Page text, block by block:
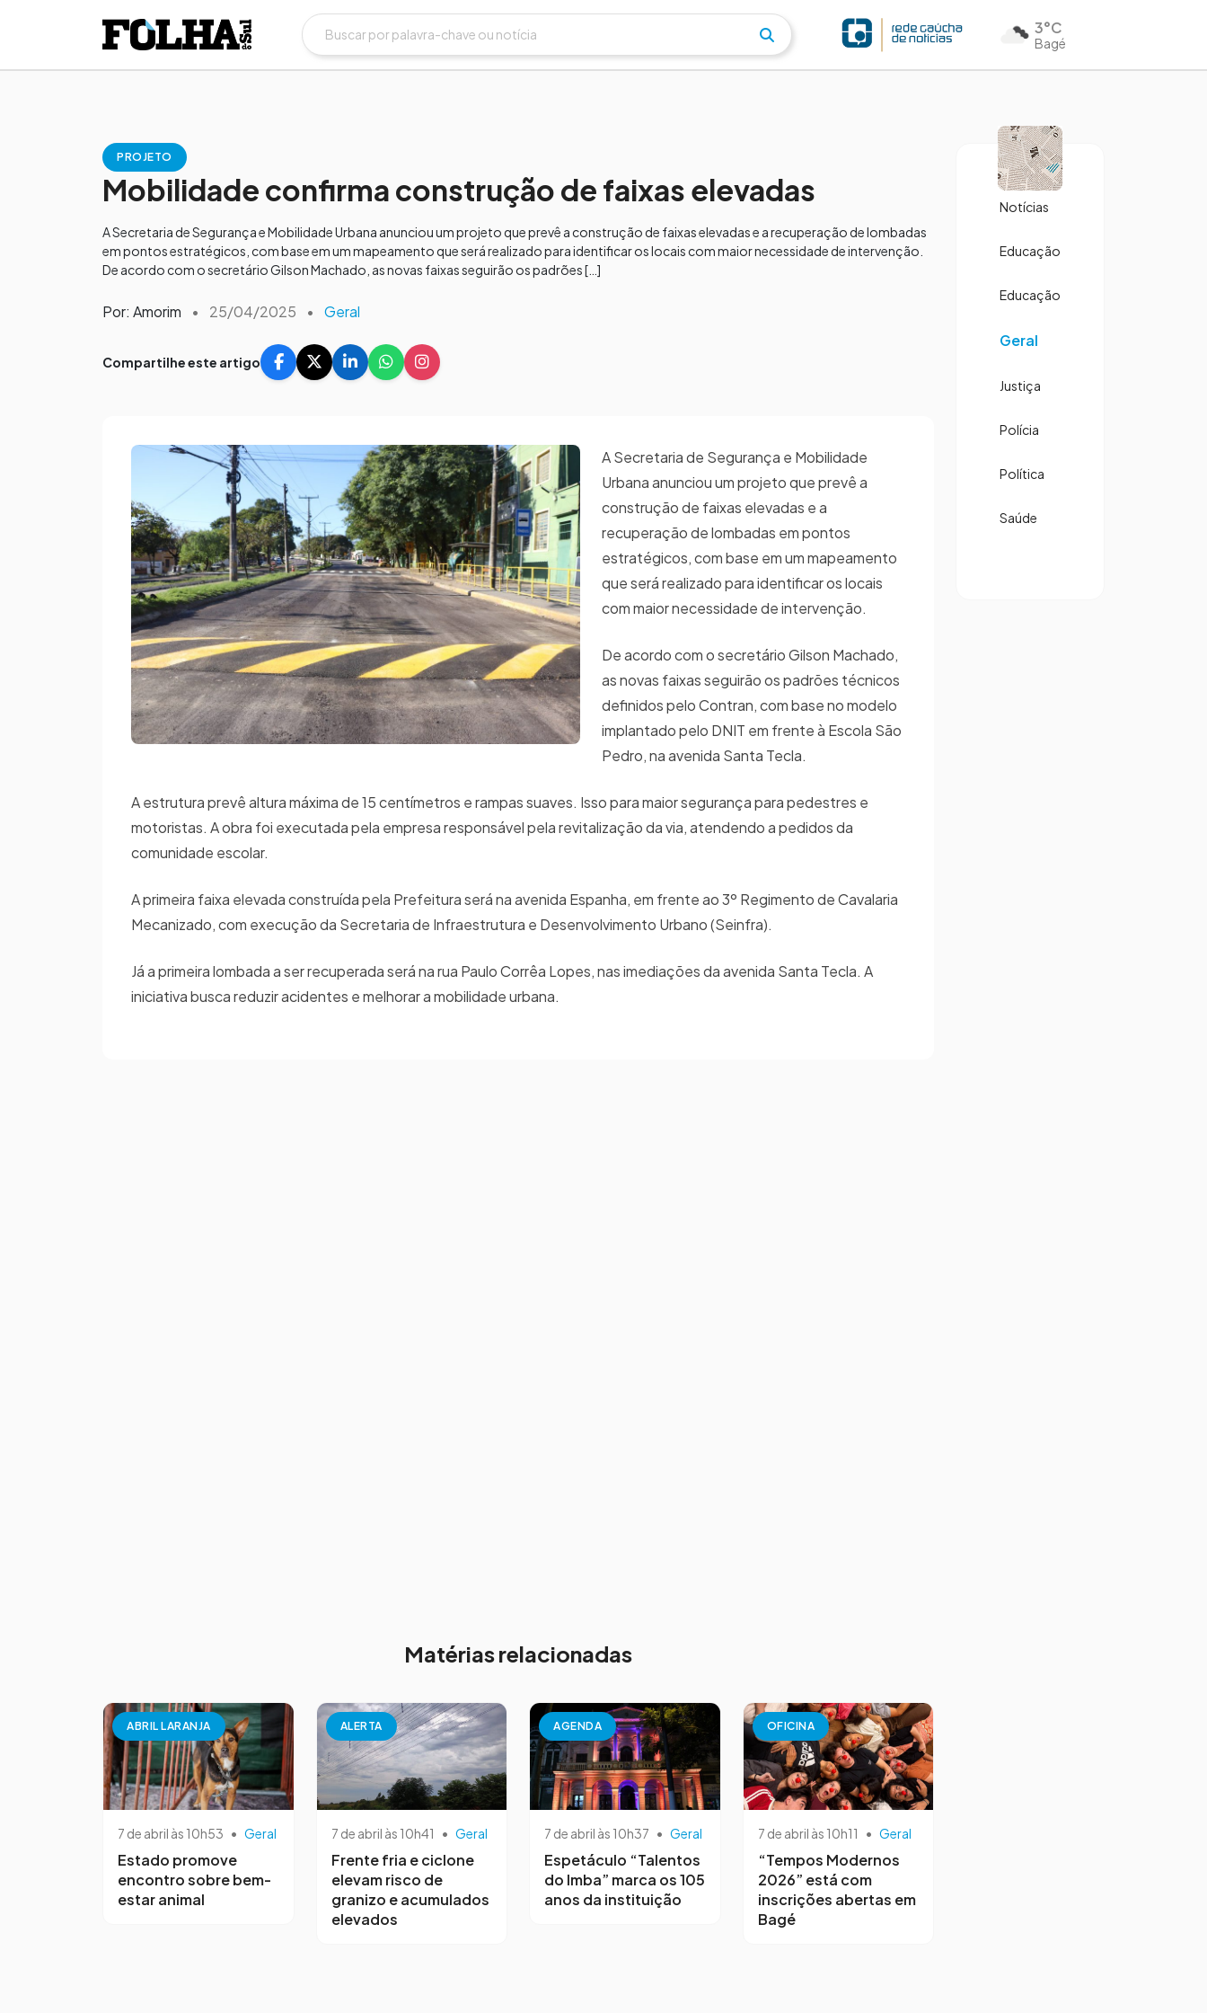
3°C
Bagé
PROJETO
Mobilidade confirma construção de faixas elevadas
A Secretaria de Segurança e Mobilidade Urbana anunciou um projeto que prevê a construção de faixas elevadas e a recuperação de lombadas
em pontos estratégicos, com base em um mapeamento que será realizado para identificar os locais com maior necessidade de intervenção.
De acordo com o secretário Gilson Machado, as novas faixas seguirão os padrões […]
Por: Amorim • 25/04/2025 • Geral
Compartilhe este artigo
A Secretaria de Segurança e Mobilidade
Urbana anunciou um projeto que prevê a
construção de faixas elevadas e a
recuperação de lombadas em pontos
estratégicos, com base em um mapeamento
que será realizado para identificar os locais
com maior necessidade de intervenção.
De acordo com o secretário Gilson Machado,
as novas faixas seguirão os padrões técnicos
definidos pelo Contran, com base no modelo
implantado pelo DNIT em frente à Escola São
Pedro, na avenida Santa Tecla.
A estrutura prevê altura máxima de 15 centímetros e rampas suaves. Isso para maior segurança para pedestres e
motoristas. A obra foi executada pela empresa responsável pela revitalização da via, atendendo a pedidos da
comunidade escolar.
A primeira faixa elevada construída pela Prefeitura será na avenida Espanha, em frente ao 3º Regimento de Cavalaria
Mecanizado, com execução da Secretaria de Infraestrutura e Desenvolvimento Urbano (Seinfra).
Já a primeira lombada a ser recuperada será na rua Paulo Corrêa Lopes, nas imediações da avenida Santa Tecla. A
iniciativa busca reduzir acidentes e melhorar a mobilidade urbana.
Matérias relacionadas
ABRIL LARANJA
7 de abril às 10h53 • Geral
Estado promove
encontro sobre bem-
estar animal
ALERTA
7 de abril às 10h41 • Geral
Frente fria e ciclone
elevam risco de
granizo e acumulados
elevados
AGENDA
7 de abril às 10h37 • Geral
Espetáculo “Talentos
do Imba” marca os 105
anos da instituição
OFICINA
7 de abril às 10h11 • Geral
“Tempos Modernos
2026” está com
inscrições abertas em
Bagé
Notícias
Educação
Educação
Geral
Justiça
Polícia
Política
Saúde